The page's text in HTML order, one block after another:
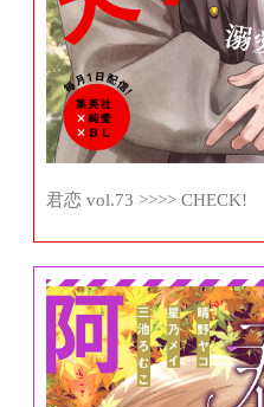
君恋 vol.73 >>>> CHECK!